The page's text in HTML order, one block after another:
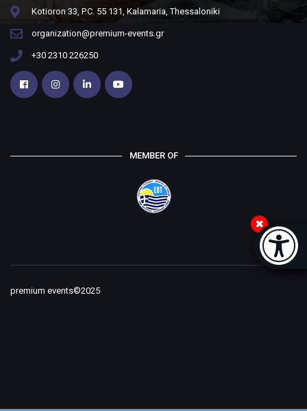
Kotioron 33, P.C. 55 131, Kalamaria, Thessaloniki
organization@premium-events.gr
+30 2310 226250
MEMBER OF
premium events©2025